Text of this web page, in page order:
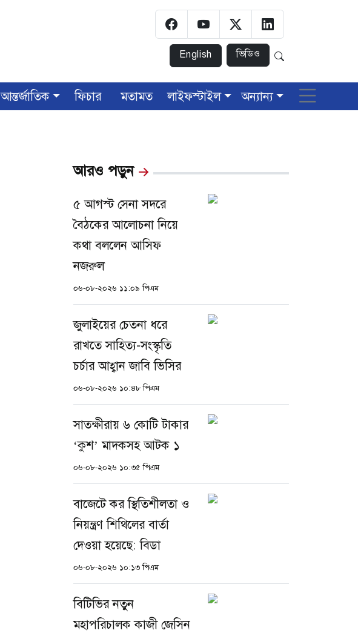
English ভিডিও
আন্তর্জাতিক ফিচার মতামত লাইফস্টাইল অন্যান্য
আরও পড়ুন
৫ আগস্ট সেনা সদরে
বৈঠকের আলোচনা নিয়ে
কথা বললেন আসিফ
নজরুল
০৬-০৮-২০২৬ ১১:০৯ পিএম
জুলাইয়ের চেতনা ধরে
রাখতে সাহিত্য-সংস্কৃতি
চর্চার আহ্বান জাবি ভিসির
০৬-০৮-২০২৬ ১০:৪৮ পিএম
সাতক্ষীরায় ৬ কোটি টাকার
‘কুশ’ মাদকসহ আটক ১
০৬-০৮-২০২৬ ১০:৩৫ পিএম
বাজেটে কর স্থিতিশীলতা ও
নিয়ন্ত্রণ শিথিলের বার্তা
দেওয়া হয়েছে: বিডা
০৬-০৮-২০২৬ ১০:১৩ পিএম
বিটিভির নতুন
মহাপরিচালক কাজী জেসিন